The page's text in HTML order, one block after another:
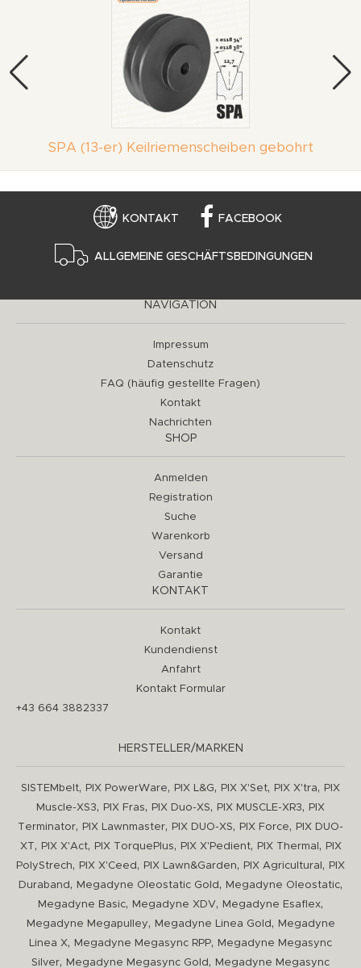
SPA (13-er) Keilriemenscheiben gebohrt
KONTAKT FACEBOOK
ALLGEMEINE GESCHÄFTSBEDINGUNGEN
NAVIGATION
Impressum
Datenschutz
FAQ (häufig gestellte Fragen)
Kontakt
Nachrichten
SHOP
Anmelden
Registration
Suche
Warenkorb
Versand
Garantie
KONTAKT
Kontakt
Kundendienst
Anfahrt
Kontakt Formular
+43 664 3882337
HERSTELLER/MARKEN
SISTEMbelt, PIX PowerWare, PIX L&G, PIX X'Set, PIX X'tra,
PIX
Muscle-XS3, PIX Fras, PIX Duo-XS, PIX MUSCLE-XR3,
PIX
Terminator, PIX Lawnmaster, PIX DUO-XS, PIX Force,
PIX DUO-
XT, PIX X'Act, PIX TorquePlus, PIX X'Pedient, PIX Thermal ,
PIX
PolyStrech, PIX X'Ceed , PIX Lawn&Garden, PIX Agricultural ,
PIX
Duraband , Megadyne Oleostatic Gold , Megadyne Oleostatic,
Megadyne Basic, Megadyne XDV, Megadyne Esaflex,
Megadyne Megapulley, Megadyne Linea Gold ,
Megadyne
Linea X, Megadyne Megasync RPP,
Megadyne Megasync
Silver, Megadyne Megasync Gold , Megadyne Megasync